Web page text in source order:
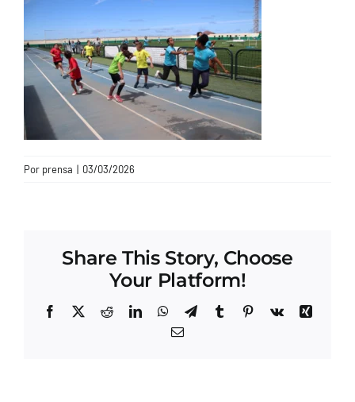
Por prensa | 03/03/2026
Share This Story, Choose
Your Platform!
Facebook
X RedditLinkedInWhatsApp
TelegramTumblrPinterest
Vk
Xing
Correo